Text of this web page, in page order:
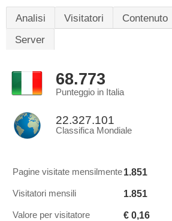
Analisi Visitatori Contenuto
Server
68.773
Punteggio in Italia
22.327.101
Classifica Mondiale
Pagine visitate mensilmente1.851
Visitatori mensili 1.851
Valore per visitatore € 0,16